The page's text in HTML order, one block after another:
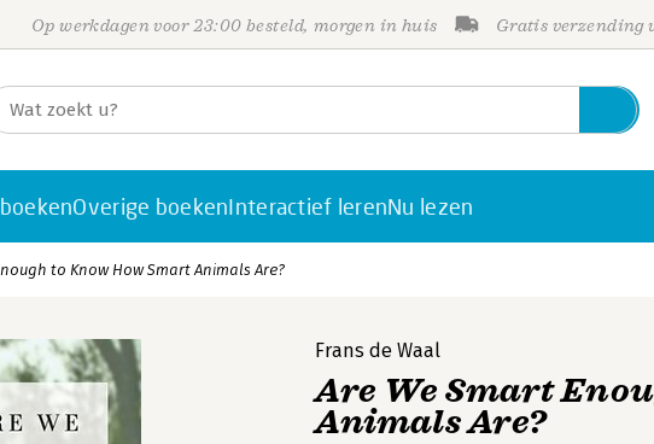
Op werkdagen voor 23:00 besteld, morgen in huis Gratis verzending
Overige boekenInteractief lerenNu lezen
to Know How Smart Animals Are?
Frans de Waal
Are We Smart
Animals Are?